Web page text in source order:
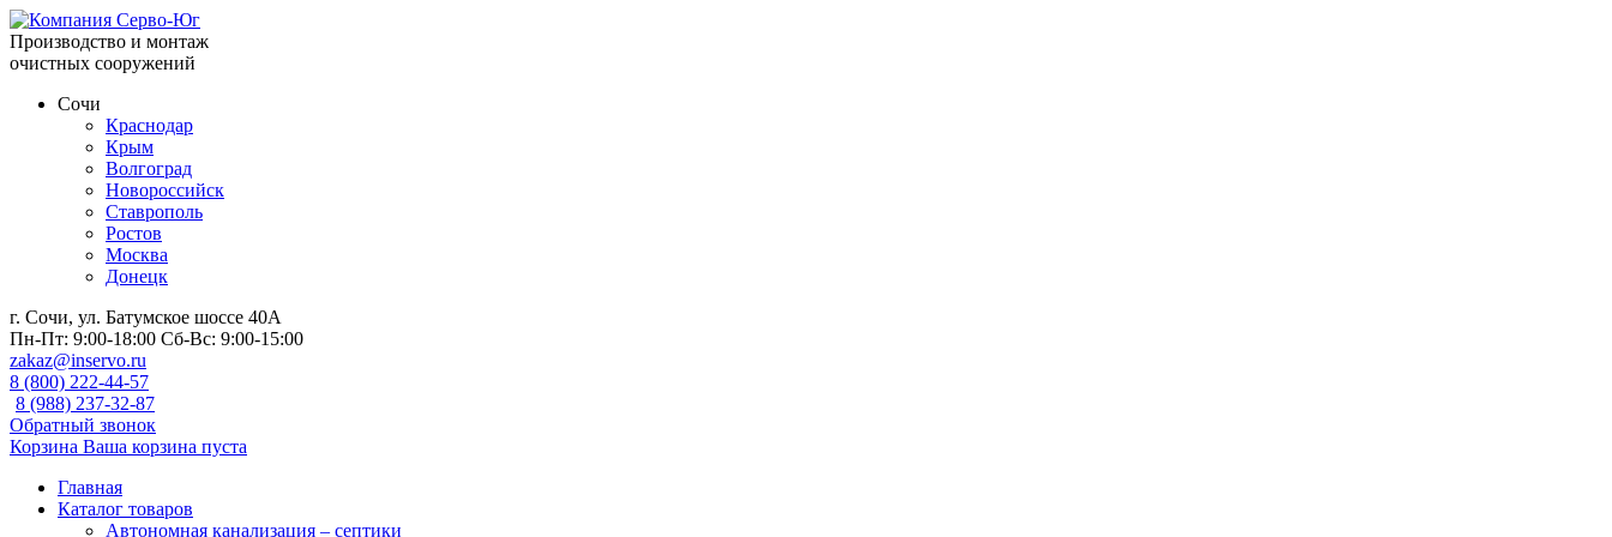
Производство и монтаж
очистных сооружений
Сочи
Краснодар
Крым
Волгоград
Новороссийск
Ставрополь
Ростов
Москва
Донецк
г. Сочи, ул. Батумское шоссе 40А
Пн-Пт: 9:00-18:00 Сб-Вс: 9:00-15:00
zakaz@inservo.ru
8 (800) 222-44-57
8 (988) 237-32-87
Обратный звонок
Корзина Ваша корзина пуста
Главная
Каталог товаров
Автономная канализация – септики